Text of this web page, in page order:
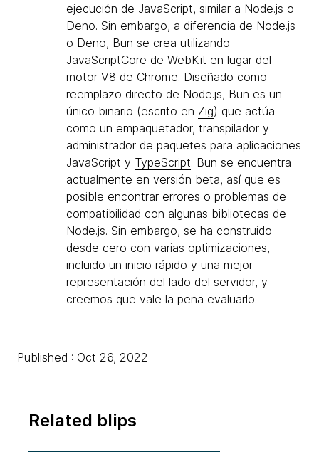
ejecución de JavaScript, similar a Node.js o
Deno. Sin embargo, a diferencia de Node.js
o Deno, Bun se crea utilizando
JavaScriptCore de WebKit en lugar del
motor V8 de Chrome. Diseñado como
reemplazo directo de Node.js, Bun es un
único binario (escrito en Zig) que actúa
como un empaquetador, transpilador y
administrador de paquetes para aplicaciones
JavaScript y TypeScript. Bun se encuentra
actualmente en versión beta, así que es
posible encontrar errores o problemas de
compatibilidad con algunas bibliotecas de
Node.js. Sin embargo, se ha construido
desde cero con varias optimizaciones,
incluido un inicio rápido y una mejor
representación del lado del servidor, y
creemos que vale la pena evaluarlo.
Published : Oct 26, 2022
Related blips